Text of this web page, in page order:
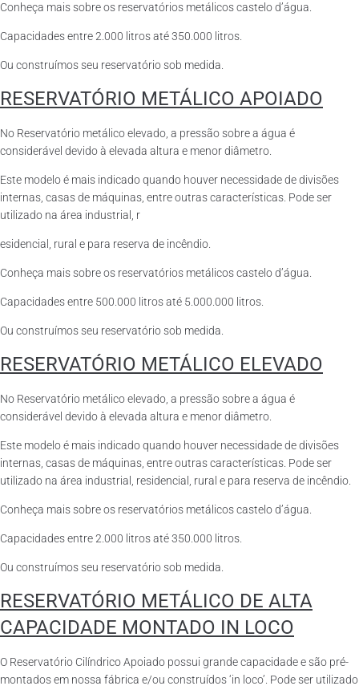
Conheça mais sobre os reservatórios metálicos castelo d’água.
Capacidades entre 2.000 litros até 350.000 litros.
Ou construímos seu reservatório sob medida.
RESERVATÓRIO METÁLICO APOIADO
No Reservatório metálico elevado, a pressão sobre a água é
considerável devido à elevada altura e menor diâmetro.
Este modelo é mais indicado quando houver necessidade de divisões
internas, casas de máquinas, entre outras características. Pode ser
utilizado na área industrial, r
esidencial, rural e para reserva de incêndio.
Conheça mais sobre os reservatórios metálicos castelo d’água.
Capacidades entre 500.000 litros até 5.000.000 litros.
Ou construímos seu reservatório sob medida.
RESERVATÓRIO METÁLICO ELEVADO
No Reservatório metálico elevado, a pressão sobre a água é
considerável devido à elevada altura e menor diâmetro.
Este modelo é mais indicado quando houver necessidade de divisões
internas, casas de máquinas, entre outras características. Pode ser
utilizado na área industrial, residencial, rural e para reserva de incêndio.
Conheça mais sobre os reservatórios metálicos castelo d’água.
Capacidades entre 2.000 litros até 350.000 litros.
Ou construímos seu reservatório sob medida.
RESERVATÓRIO METÁLICO DE ALTA
CAPACIDADE MONTADO IN LOCO
O Reservatório Cilíndrico Apoiado possui grande capacidade e são pré-
montados em nossa fábrica e/ou construídos ‘in loco’. Pode ser utilizado